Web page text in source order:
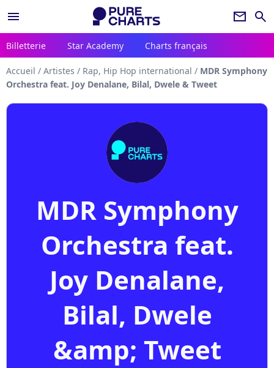
menu newsletter search
Billetterie Star Academy Charts français
Accueil / Artistes / Rap, Hip Hop international / MDR Symphony
Orchestra feat. Joy Denalane, Bilal, Dwele & Tweet
MDR Symphony
Orchestra feat.
Joy Denalane,
Bilal, Dwele
&amp; Tweet